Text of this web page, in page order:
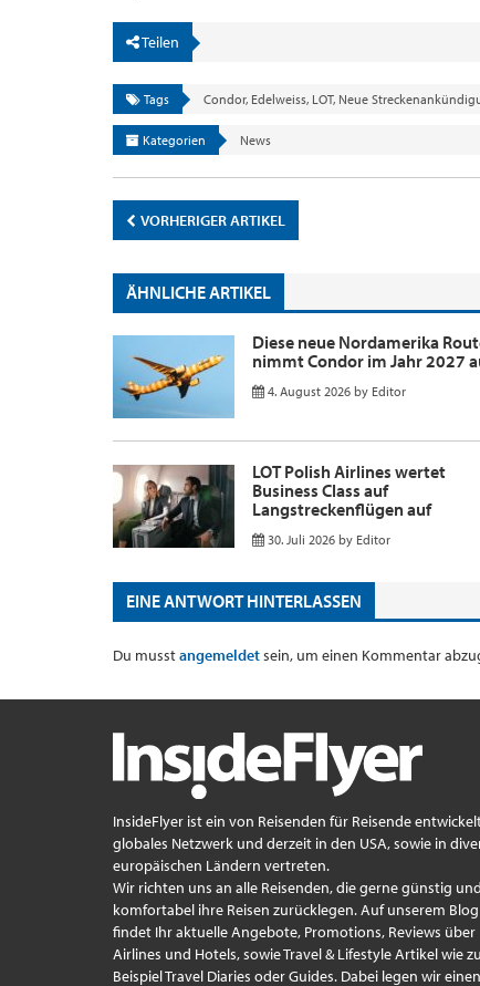
Teilen
Tags Condor, Edelweiss, LOT, Neue
Kategorien News
VORHERIGER ARTIKEL
ÄHNLICHE ARTIKEL
Diese neue Nordamerika
nimmt Condor im Jahr 2027
4. August 2026 by Editor
LOT Polish Airlines wertet
Business Class auf
Langstreckenflügen auf
30. Juli 2026 by Editor
EINE ANTWORT HINTERLASSEN
Du musstangemeldetsein, um einen Kommentar
InsideFlyer ist ein von Reisenden für Reisende
globales Netzwerk und derzeit in den USA, sowie in
europäischen Ländern vertreten.
Wir richten uns an alle Reisenden, die gerne günstig und
komfortabel ihre Reisen zurücklegen. Auf unserem Blog
findet Ihr aktuelle Angebote, Promotions, Reviews über
Airlines und Hotels, sowie Travel & Lifestyle Artikel wie
Beispiel Travel Diaries oder Guides. Dabei legen wir einen